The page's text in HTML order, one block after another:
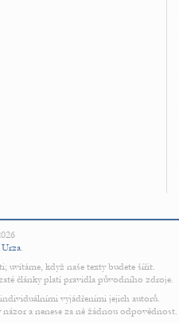
Urza.
uvítáme, když naše texty budete šířit.
články platí pravidla původního zdroje.
vyjádřeními jejich autorů.
a nenese za ně žádnou odpovědnost.